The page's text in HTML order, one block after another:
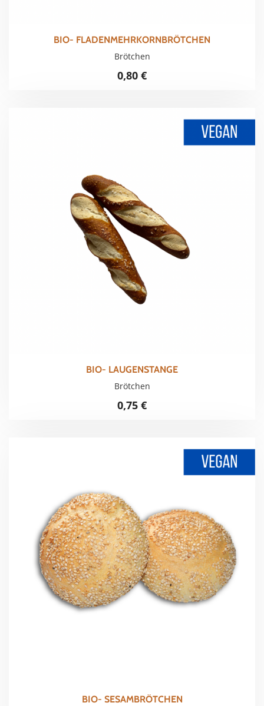
BIO- FLADENMEHRKORNBRÖTCHEN
Brötchen
0,80 €
BIO- LAUGENSTANGE
Brötchen
0,75 €
BIO- SESAMBRÖTCHEN